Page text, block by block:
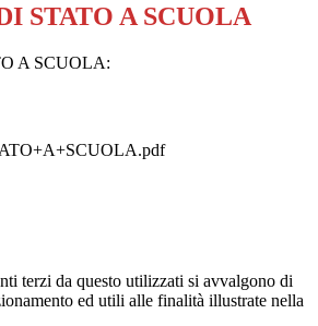
STATO A SCUOLA
A SCUOLA:
terzi da questo utilizzati si avvalgono di
ed utili alle finalità illustrate nella